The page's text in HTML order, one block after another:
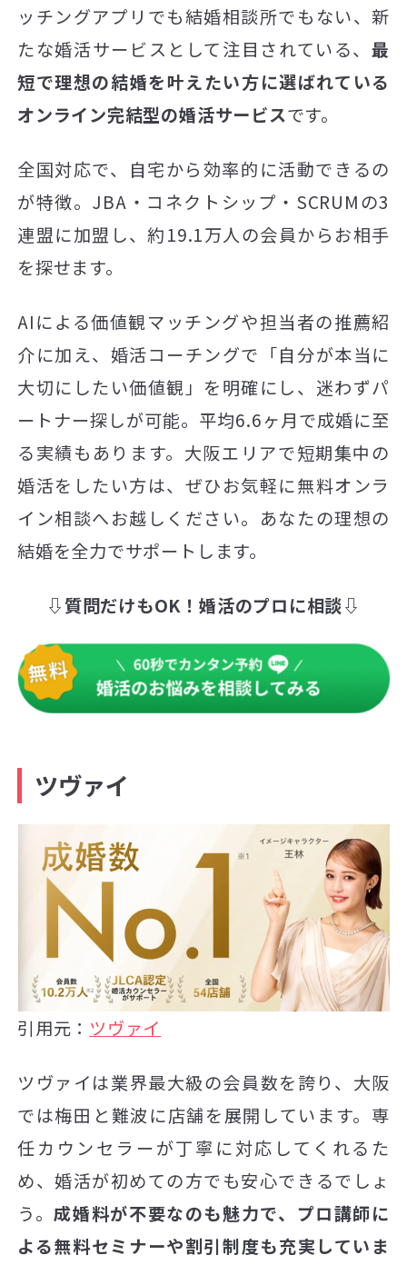
ッチングアプリでも結婚相談所でもない、新
たな婚活サービスとして注目されている、最
短で理想の結婚を叶えたい方に選ばれている
オンライン完結型の婚活サービスです。
全国対応で、自宅から効率的に活動できるの
が特徴。JBA・コネクトシップ・SCRUMの3
連盟に加盟し、約19.1万人の会員からお相手
を探せます。
AIによる価値観マッチングや担当者の推薦紹
介に加え、婚活コーチングで「自分が本当に
大切にしたい価値観」を明確にし、迷わずパ
ートナー探しが可能。平均6.6ヶ月で成婚に至
る実績もあります。大阪エリアで短期集中の
婚活をしたい方は、ぜひお気軽に無料オンラ
イン相談へお越しください。あなたの理想の
結婚を全力でサポートします。
⇩質問だけもOK！婚活のプロに相談⇩
ツヴァイ
引用元： ツヴァイ
ツヴァイは業界最大級の会員数を誇り、大阪
では梅田と難波に店舗を展開しています。専
任カウンセラーが丁寧に対応してくれるた
め、婚活が初めての方でも安心できるでしょ
う。成婚料が不要なのも魅力で、プロ講師に
よる無料セミナーや割引制度も充実していま